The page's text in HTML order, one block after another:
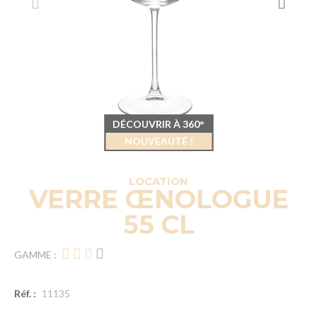
LOCATION
VERRE ŒNOLOGUE
55 CL
GAMME :
Réf. : 11135
DÉCOUVRIR À 360°
NOUVEAUTÉ !